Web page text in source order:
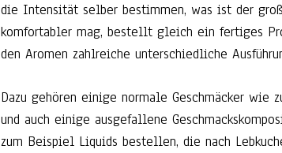
die Intensität selber bestimmen, was ist der
komfortabler mag, bestellt gleich ein fertiges
den Aromen zahlreiche unterschiedliche
Dazu gehören einige normale Geschmäcker
und auch einige ausgefallene
zum Beispiel Liquids bestellen, die nach